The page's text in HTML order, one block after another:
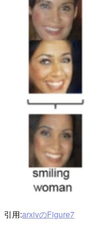
引用:arxivのFigure7